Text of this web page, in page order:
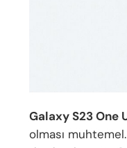
Galaxy S23 One
olması